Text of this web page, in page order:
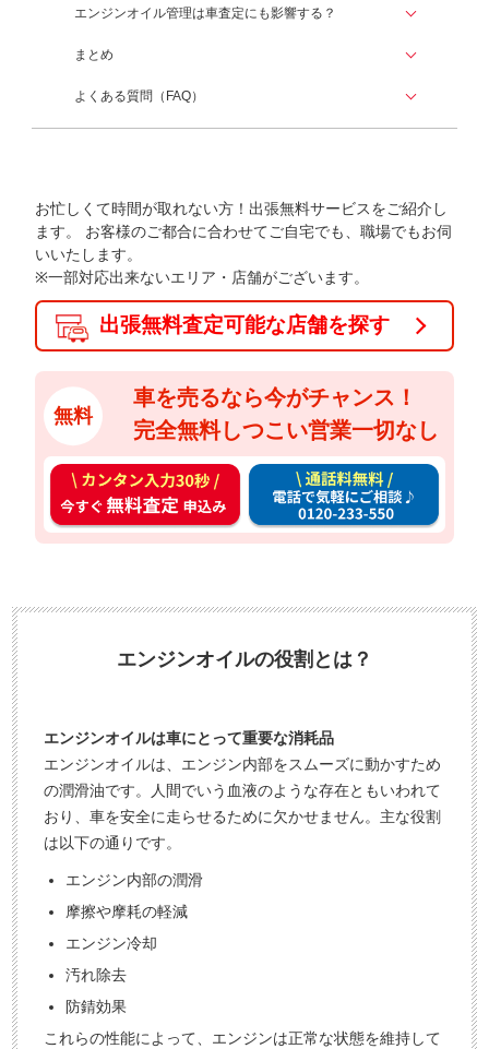
エンジンオイル管理は車査定にも影響する？
まとめ
よくある質問（FAQ）
お忙しくて時間が取れない方！出張無料サービスをご紹介し
ます。
お客様のご都合に合わせてご自宅でも、職場でもお伺
いいたします。
※一部対応出来ないエリア・店舗がございます。
出張無料査定可能な店舗を探す
無料
車を売るなら今がチャンス！
完全無料しつこい営業一切なし
カ
ン
タ
力
今
す
ぐ
無
料
査
み
通
料
お
電
気
軽
に
ご
エンジンオイルの役割とは？
エンジンオイルは車にとって重要な消耗品
エンジンオイルは、エンジン内部をスムーズに動かすため
の潤滑油です。人間でいう血液のような存在ともいわれて
おり、車を安全に走らせるために欠かせません。主な役割
は以下の通りです。
エンジン内部の潤滑
摩擦や摩耗の軽減
エンジン冷却
汚れ除去
防錆効果
これらの性能によって、エンジンは正常な状態を維持して